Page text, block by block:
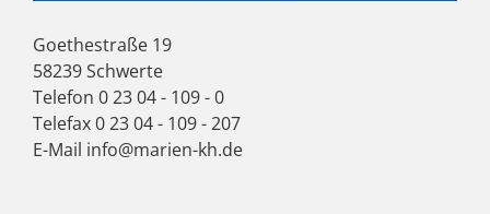
Goethestraße 19
58239 Schwerte
Telefon 0 23 04 - 109 - 0
Telefax 0 23 04 - 109 - 207
E-Mail info@marien-kh.de